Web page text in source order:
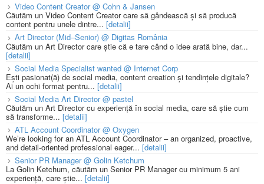
Video Content Creator @ Cohn & Jansen
Căutăm un Video Content Creator care să gândească și să producă
content pentru unele dintre... [detalii]
Art Director (Mid–Senior) @ Digitas România
Căutăm un Art Director care știe că e tare când o idee arată bine, dar...
[detalii]
Social Media Specialist wanted @ Internet Corp
Ești pasionat(ă) de social media, content creation și tendințele digitale?
Ai un ochi format pentru... [detalii]
Social Media Art Director @ pastel
Căutăm un Art Director cu experiență în social media, care să știe cum
să transforme... [detalii]
ATL Account Coordinator @ Oxygen
We’re looking for an ATL Account Coordinator – an organized, proactive,
and detail-oriented professional eager... [detalii]
Senior PR Manager @ Golin Ketchum
La Golin Ketchum, căutăm un Senior PR Manager cu minimum 5 ani
experiență, care știe... [detalii]